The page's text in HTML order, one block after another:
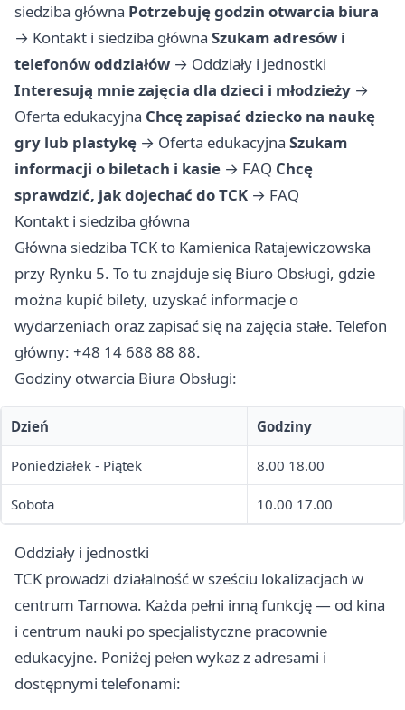
siedziba główna Potrzebuję godzin otwarcia biura
→ Kontakt i siedziba główna Szukam adresów i
telefonów oddziałów → Oddziały i jednostki
Interesują mnie zajęcia dla dzieci i młodzieży →
Oferta edukacyjna Chcę zapisać dziecko na naukę
gry lub plastykę → Oferta edukacyjna Szukam
informacji o biletach i kasie → FAQ Chcę
sprawdzić, jak dojechać do TCK → FAQ
Kontakt i siedziba główna
Główna siedziba TCK to Kamienica Ratajewiczowska
przy Rynku 5. To tu znajduje się Biuro Obsługi, gdzie
można kupić bilety, uzyskać informacje o
wydarzeniach oraz zapisać się na zajęcia stałe. Telefon
główny: +48 14 688 88 88.
Godziny otwarcia Biura Obsługi:
Dzień Godziny
Poniedziałek - Piątek 8.00 18.00
Sobota 10.00 17.00
Oddziały i jednostki
TCK prowadzi działalność w sześciu lokalizacjach w
centrum Tarnowa. Każda pełni inną funkcję — od kina
i centrum nauki po specjalistyczne pracownie
edukacyjne. Poniżej pełen wykaz z adresami i
dostępnymi telefonami: